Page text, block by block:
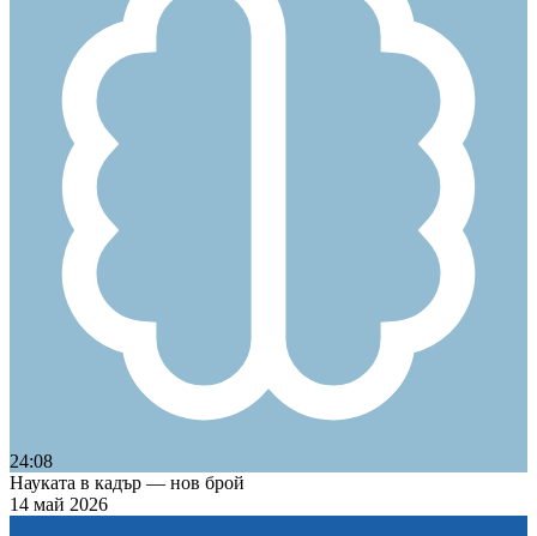
24:08
Науката в кадър — нов брой
14 май 2026